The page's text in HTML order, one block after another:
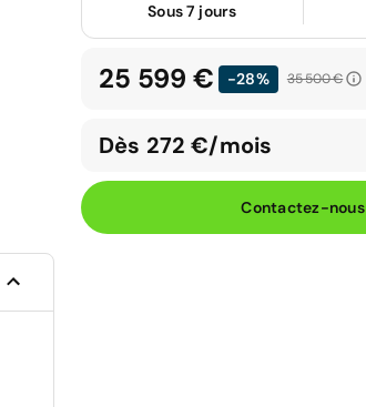
Sous 7 jours
25 599 € -28% 35 500 €
Dès 272 €/mois
Contactez-nous